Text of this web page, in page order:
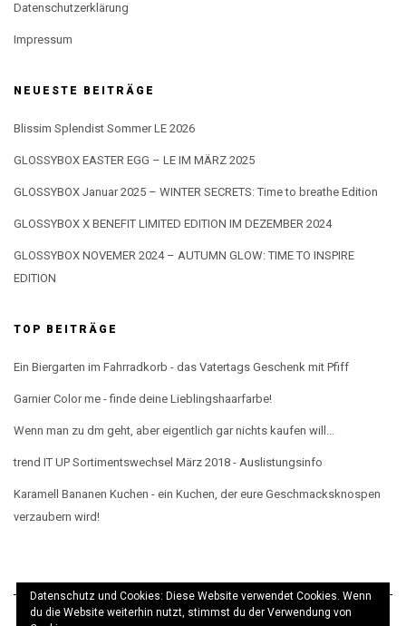
Datenschutzerklärung
Impressum
NEUESTE BEITRÄGE
Blissim Splendist Sommer LE 2026
GLOSSYBOX EASTER EGG – LE IM MÄRZ 2025
GLOSSYBOX Januar 2025 – WINTER SECRETS: Time to breathe Edition
GLOSSYBOX X BENEFIT LIMITED EDITION IM DEZEMBER 2024
GLOSSYBOX NOVEMER 2024 – AUTUMN GLOW: TIME TO INSPIRE
EDITION
TOP BEITRÄGE
Ein Biergarten im Fahrradkorb - das Vatertags Geschenk mit Pfiff
Garnier Color me - finde deine Lieblingshaarfarbe!
Wenn man zu dm geht, aber eigentlich gar nichts kaufen will...
trend IT UP Sortimentswechsel März 2018 - Auslistungsinfo
Karamell Bananen Kuchen - ein Kuchen, der eure Geschmacksknospen
verzaubern wird!
Datenschutz und Cookies: Diese Website verwendet Cookies. Wenn
du die Website weiterhin nutzt, stimmst du der Verwendung von